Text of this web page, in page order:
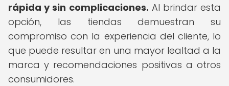
rápida y sin complicaciones. Al brindar esta
opción, las tiendas demuestran su
compromiso con la experiencia del cliente, lo
que puede resultar en una mayor lealtad a la
marca y recomendaciones positivas a otros
consumidores.